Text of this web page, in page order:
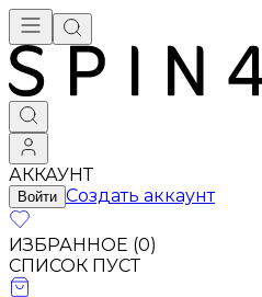
АККАУНТ
Войти Создать аккаунт
ИЗБРАННОЕ (0)
СПИСОК ПУСТ